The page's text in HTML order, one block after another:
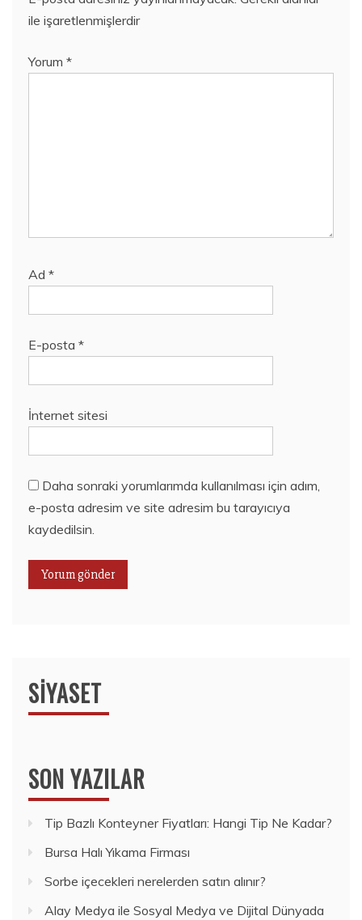
ile işaretlenmişlerdir
Yorum *
Ad *
E-posta *
İnternet sitesi
Daha sonraki yorumlarımda kullanılması için adım,
e-posta adresim ve site adresim bu tarayıcıya
kaydedilsin.
SIYASET
SON YAZILAR
Tip Bazlı Konteyner Fiyatları: Hangi Tip Ne Kadar?
Bursa Halı Yıkama Firması
Sorbe içecekleri nerelerden satın alınır?
Alay Medya ile Sosyal Medya ve Dijital Dünyada